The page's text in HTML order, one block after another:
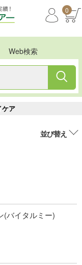
0
Web検索
ケア
並び替え
(バイタルミー)